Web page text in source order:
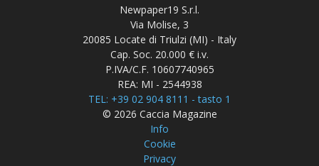
Newpaper19 S.r.l.
Via Molise, 3
20085 Locate di Triulzi (MI) - Italy
Cap. Soc. 20.000 € i.v.
P.IVA/C.F. 10607740965
REA: MI - 2544938
TEL: +39 02 904 8111 - tasto 1
© 2026 Caccia Magazine
Info
Cookie
Privacy